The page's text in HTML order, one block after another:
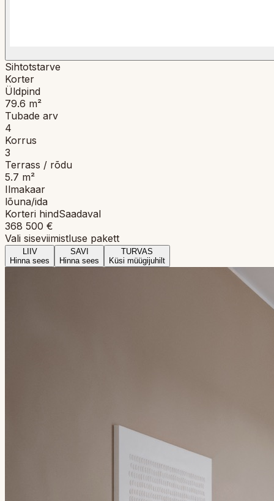
Sihtotstarve
Korter
Üldpind
79.6 m²
Tubade arv
4
Korrus
3
Terrass / rõdu
5.7 m²
Ilmakaar
lõuna/ida
Korteri hindSaadaval
368 500 €
Vali siseviimistluse pakett
LIIV
Hinna sees
SAVI
Hinna sees
TURVAS
Küsi müügijuhilt